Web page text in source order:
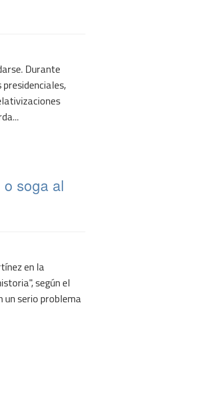
Durante
soga al
en la
según el
serio problema